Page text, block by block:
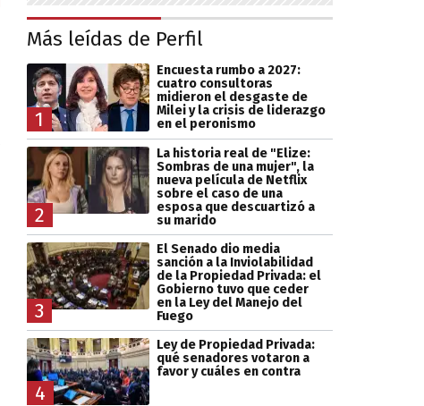
Más leídas de Perfil
1
Encuesta rumbo a 2027:
cuatro consultoras
midieron el desgaste de
Milei y la crisis de liderazgo
en el peronismo
2
La historia real de "Elize:
Sombras de una mujer", la
nueva película de Netflix
sobre el caso de una
esposa que descuartizó a
su marido
3
El Senado dio media
sanción a la Inviolabilidad
de la Propiedad Privada: el
Gobierno tuvo que ceder
en la Ley del Manejo del
Fuego
4
Ley de Propiedad Privada:
qué senadores votaron a
favor y cuáles en contra